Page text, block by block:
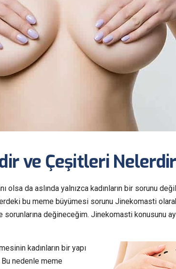
ve Çeşitleri
olsa da aslında yalnızca kadınların bir sorunu
bu meme büyümesi sorunu Jinekomasti olarak
sorunlarına değineceğim. Jinekomasti konusunu
kadınların bir yapı
nedenle meme